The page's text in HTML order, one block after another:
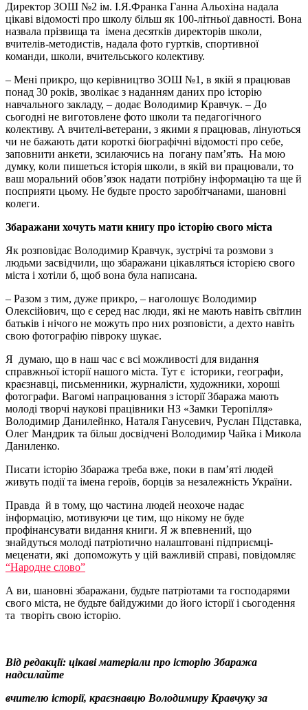
Директор ЗОШ №2 ім. І.Я.Франка Ганна Альохіна надала
цікаві відомості про школу більш як 100-літньої давності. Вона
назвала прізвища та імена десятків директорів школи,
вчителів-методистів, надала фото гуртків, спортивної
команди, школи, вчительського колективу.
– Мені прикро, що керівництво ЗОШ №1, в якій я працював
понад 30 років, зволікає з наданням даних про історію
навчального закладу, – додає Володимир Кравчук. – До
сьогодні не виготовлене фото школи та педагогічного
колективу. А вчителі-ветерани, з якими я працював, лінуються
чи не бажають дати короткі біографічні відомості про себе,
заповнити анкети, зсилаючись на погану пам’ять. На мою
думку, коли пишеться історія школи, в якій ви працювали, то
ваш моральний обов’язок надати потрібну інформацію та ще й
посприяти цьому. Не будьте просто заробітчанами, шановні
колеги.
Збаражани хочуть мати книгу про історію свого міста
Як розповідає Володимир Кравчук, зустрічі та розмови з
людьми засвідчили, що збаражани цікавляться історією свого
міста і хотіли б, щоб вона була написана.
– Разом з тим, дуже прикро, – наголошує Володимир
Олексійович, що є серед нас люди, які не мають навіть світлин
батьків і нічого не можуть про них розповісти, а дехто навіть
свою фотографію півроку шукає.
Я думаю, що в наш час є всі можливості для видання
справжньої історії нашого міста. Тут є історики, географи,
краєзнавці, письменники, журналісти, художники, хороші
фотографи. Вагомі напрацювання з історії Збаража мають
молоді творчі наукові працівники НЗ «Замки Теропілля»
Володимир Данилейнко, Наталя Ганусевич, Руслан Підставка,
Олег Мандрик та більш досвідчені Володимир Чайка і Микола
Даниленко.
Писати історію Збаража треба вже, поки в пам’яті людей
живуть події та імена героїв, борців за незалежність України.
Правда й в тому, що частина людей неохоче надає
інформацію, мотивуючи це тим, що нікому не буде
профінансувати видання книги. Я ж впевнений, що
знайдуться молоді патріотично налаштовані підприємці-
меценати, які допоможуть у цій важливій справі, повідомляє
“Народне слово”
А ви, шановні збаражани, будьте патріотами та господарями
свого міста, не будьте байдужими до його історії і сьогодення
та творіть свою історію.
Від редакції: цікаві матеріали про історію Збаража
надсилайте
вчителю історії, краєзнавцю Володимиру Кравчуку за